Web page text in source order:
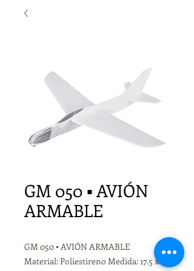
GM 050 ▪ AVIÓN
ARMABLE
GM 050 ▪ AVIÓN ARMABLE
Material: Poliestireno Medida: 17.5 x